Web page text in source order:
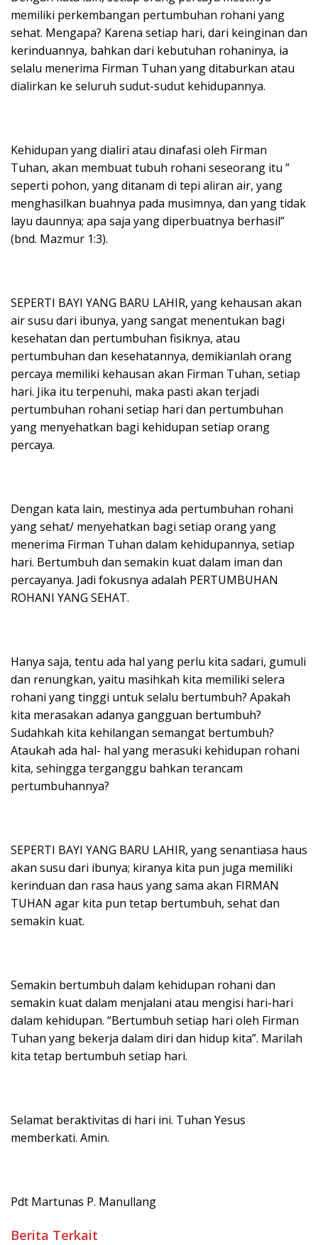
memiliki perkembangan pertumbuhan rohani yang
sehat. Mengapa? Karena setiap hari, dari keinginan dan
kerinduannya, bahkan dari kebutuhan rohaninya, ia
selalu menerima Firman Tuhan yang ditaburkan atau
dialirkan ke seluruh sudut-sudut kehidupannya.
Kehidupan yang dialiri atau dinafasi oleh Firman
Tuhan, akan membuat tubuh rohani seseorang itu ”
seperti pohon, yang ditanam di tepi aliran air, yang
menghasilkan buahnya pada musimnya, dan yang tidak
layu daunnya; apa saja yang diperbuatnya berhasil”
(bnd. Mazmur 1:3).
SEPERTI BAYI YANG BARU LAHIR, yang kehausan akan
air susu dari ibunya, yang sangat menentukan bagi
kesehatan dan pertumbuhan fisiknya, atau
pertumbuhan dan kesehatannya, demikianlah orang
percaya memiliki kehausan akan Firman Tuhan, setiap
hari. Jika itu terpenuhi, maka pasti akan terjadi
pertumbuhan rohani setiap hari dan pertumbuhan
yang menyehatkan bagi kehidupan setiap orang
percaya.
Dengan kata lain, mestinya ada pertumbuhan rohani
yang sehat/ menyehatkan bagi setiap orang yang
menerima Firman Tuhan dalam kehidupannya, setiap
hari. Bertumbuh dan semakin kuat dalam iman dan
percayanya. Jadi fokusnya adalah PERTUMBUHAN
ROHANI YANG SEHAT.
Hanya saja, tentu ada hal yang perlu kita sadari, gumuli
dan renungkan, yaitu masihkah kita memiliki selera
rohani yang tinggi untuk selalu bertumbuh? Apakah
kita merasakan adanya gangguan bertumbuh?
Sudahkah kita kehilangan semangat bertumbuh?
Ataukah ada hal- hal yang merasuki kehidupan rohani
kita, sehingga terganggu bahkan terancam
pertumbuhannya?
SEPERTI BAYI YANG BARU LAHIR, yang senantiasa haus
akan susu dari ibunya; kiranya kita pun juga memiliki
kerinduan dan rasa haus yang sama akan FIRMAN
TUHAN agar kita pun tetap bertumbuh, sehat dan
semakin kuat.
Semakin bertumbuh dalam kehidupan rohani dan
semakin kuat dalam menjalani atau mengisi hari-hari
dalam kehidupan. “Bertumbuh setiap hari oleh Firman
Tuhan yang bekerja dalam diri dan hidup kita”. Marilah
kita tetap bertumbuh setiap hari.
Selamat beraktivitas di hari ini. Tuhan Yesus
memberkati. Amin.
Pdt Martunas P. Manullang
Berita Terkait